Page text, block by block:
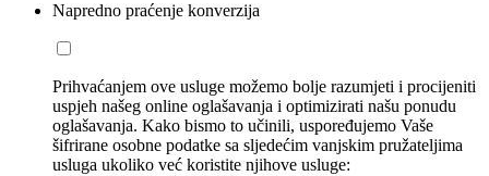
Napredno praćenje konverzija
Prihvaćanjem ove usluge možemo bolje razumjeti i procijeniti
uspjeh našeg online oglašavanja i optimizirati našu ponudu
oglašavanja. Kako bismo to učinili, uspoređujemo Vaše
šifrirane osobne podatke sa sljedećim vanjskim pružateljima
usluga ukoliko već koristite njihove usluge: